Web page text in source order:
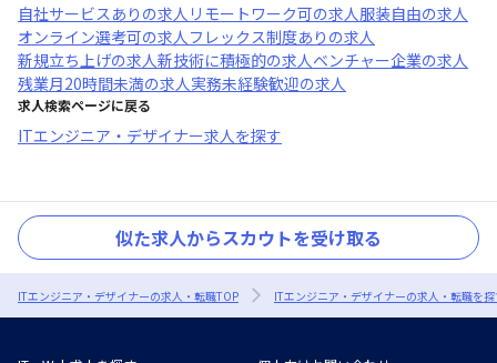
自社サービスあり の求人 リモートワーク可の求人服装自由の求人
オンライン選考可の求人フレックス制度あり の求人
新規立ち上げの求人新技術に積極的の求人ベンチャー企業の求人
残業月20時間未満の求人実務未経験歓迎の求人
求人検索ページに戻る
ITエンジニア・デザイナー求人を探す
似た求人からスカウトを受け取る
ITエンジニア・デザイナーの求人・転職TOP ITエンジニア・デザイナーの求人・転職を